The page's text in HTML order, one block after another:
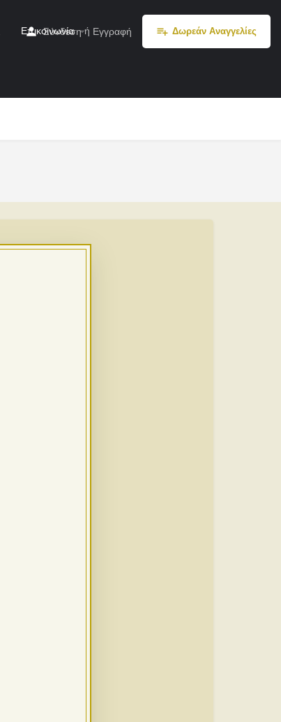
Επικοινωνία
Σύνδεση ή Εγγραφή Δωρεάν Αναγγελίες